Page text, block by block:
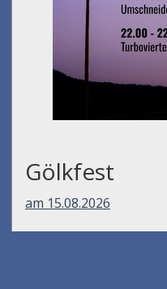
Gölkfest
am 15.08.2026